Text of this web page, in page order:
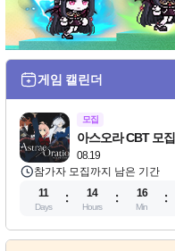
게임 캘린더
모집
08.19
아스오라 CBT 모집
참가자 모집까지 남은 기간
11
Days
14
Hours
16
Min